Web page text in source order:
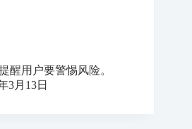
醒用户要警惕风险。
3月13日